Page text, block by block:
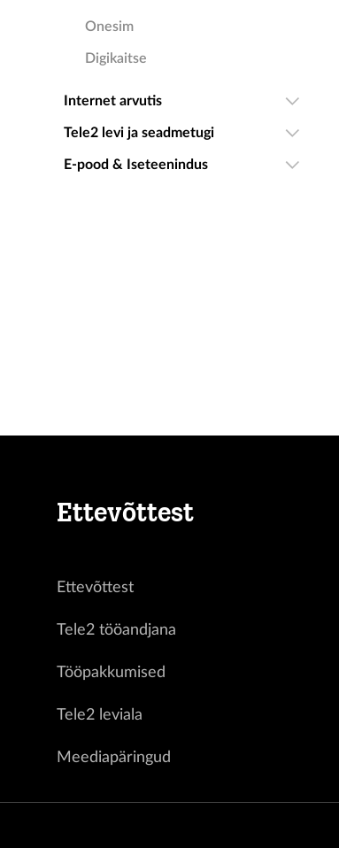
Onesim
Digikaitse
Internet arvutis
Tele2 levi ja seadmetugi
E-pood & Iseteenindus
Ettevõttest
Ettevõttest
Tele2 tööandjana
Tööpakkumised
Tele2 leviala
Meediapäringud